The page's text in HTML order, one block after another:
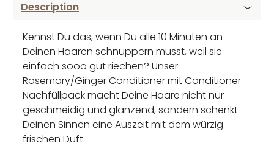
Description
Kennst Du das, wenn Du alle 10 Minuten an
Deinen Haaren schnuppern musst, weil sie
einfach sooo gut riechen? Unser
Rosemary/Ginger Conditioner mit Conditioner
Nachfüllpack macht Deine Haare nicht nur
geschmeidig und glänzend, sondern schenkt
Deinen Sinnen eine Auszeit mit dem würzig-
frischen Duft.